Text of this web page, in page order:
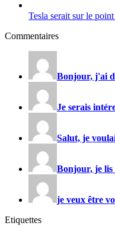
Tesla serait sur le
Commentaires
Bonjour, j'ai
Je serais
Salut, je
Bonjour, je lis
je veux être
Etiquettes